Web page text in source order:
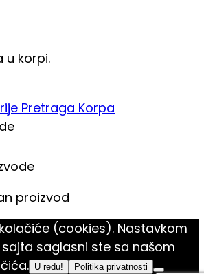
u korpi.
Pretraga Korpa
proizvod
(cookies). Nastavkom
saglasni ste sa našom
U redu! Politika privatnosti